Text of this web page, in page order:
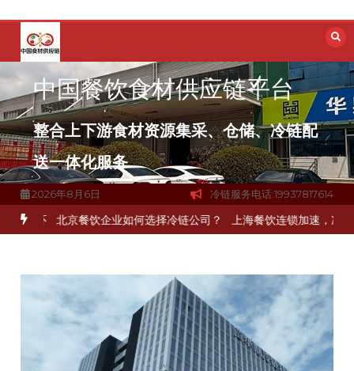
容
中国餐饮食材供应链平台
整合上下游食材资源集采、仓储、冷链配
送一体化服务
2026年8月6日 冷链服务电话:19937817614
北京餐饮企业如何选择冷链公司？ 上海餐饮连锁加速，冷链配送